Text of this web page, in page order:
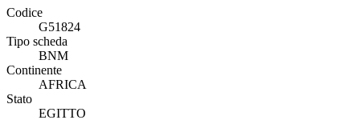
Codice
G51824
Tipo scheda
BNM
Continente
AFRICA
Stato
EGITTO